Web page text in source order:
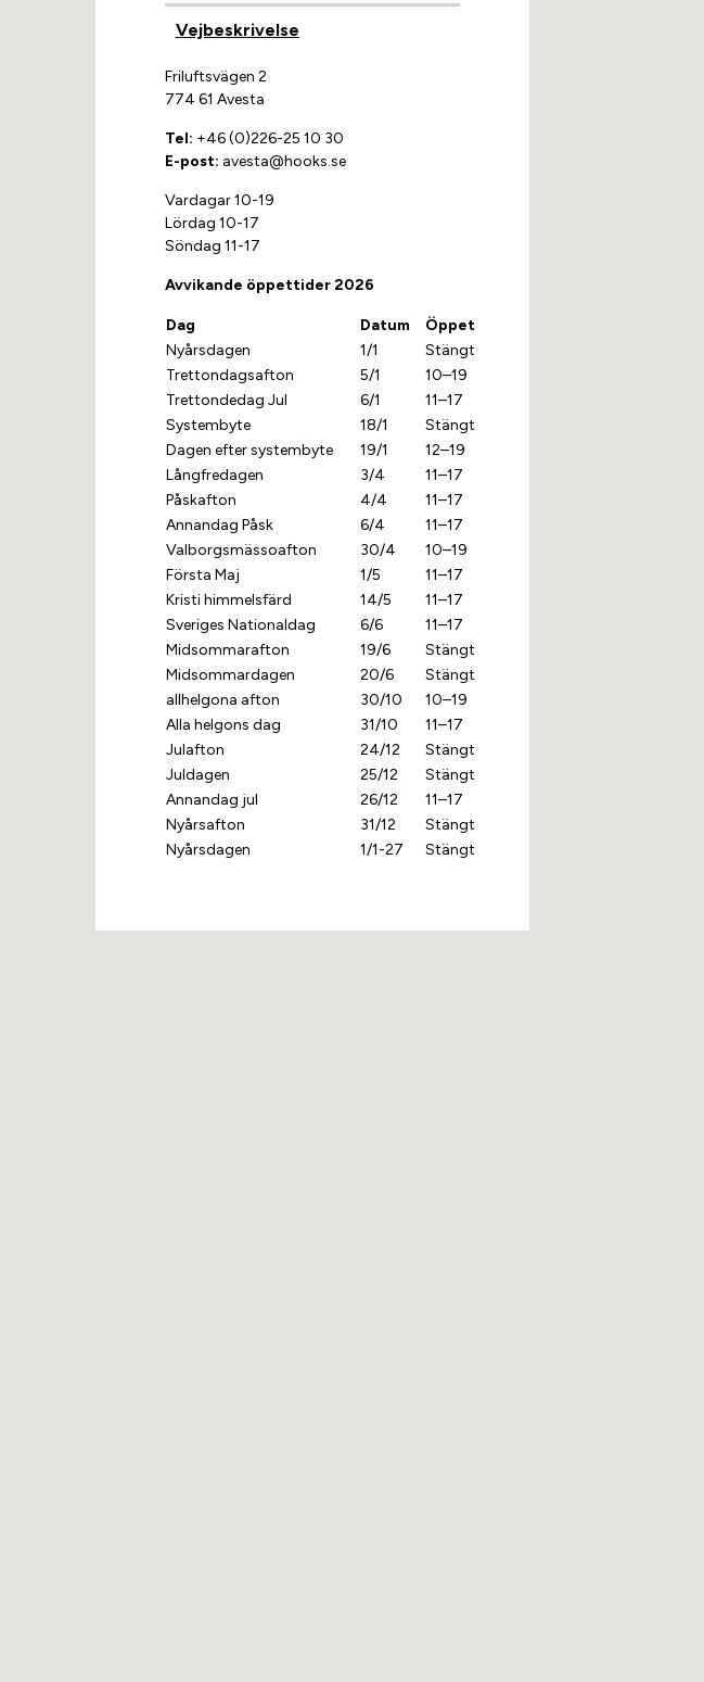
Vejbeskrivelse
Friluftsvägen 2
774 61 Avesta
Tel: +46 (0)226-25 10 30
E-post: avesta@hooks.se
Vardagar 10-19
Lördag 10-17
Söndag 11-17
Avvikande öppettider 2026
Dag Datum
Öppet
Nyårsdagen
1/1
Stängt
Trettondagsafton
5/1
10–19
Trettondedag Jul
6/1
11–17
Systembyte
18/1
Stängt
Dagen efter systembyte
19/1
12–19
Långfredagen
3/4
11–17
Påskafton
4/4
11–17
Annandag Påsk
6/4
11–17
Valborgsmässoafton
30/4
10–19
Första Maj
1/5
11–17
Kristi himmelsfärd
14/5
11–17
Sveriges Nationaldag
6/6
11–17
Midsommarafton
19/6
Stängt
Midsommardagen
20/6
Stängt
allhelgona afton
30/10
10–19
Alla helgons dag
31/10
11–17
Julafton
24/12
Stängt
Juldagen
25/12
Stängt
Annandag jul
26/12
11–17
Nyårsafton
31/12
Stängt
Nyårsdagen
1/1-27 Stängt